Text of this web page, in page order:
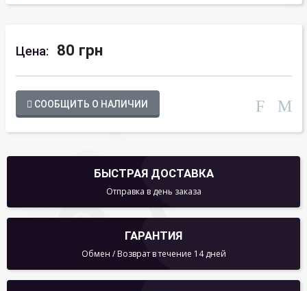
Цена: 80 грн
СООБЩИТЬ О НАЛИЧИИ
БЫСТРАЯ ДОСТАВКА
Отправка в день заказа
ГАРАНТИЯ
Обмен / Возврат в течение 14 дней